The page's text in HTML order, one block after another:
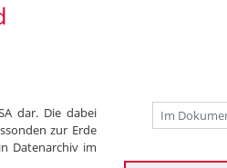
dar. Die dabei
zur Erde
Datenarchiv im